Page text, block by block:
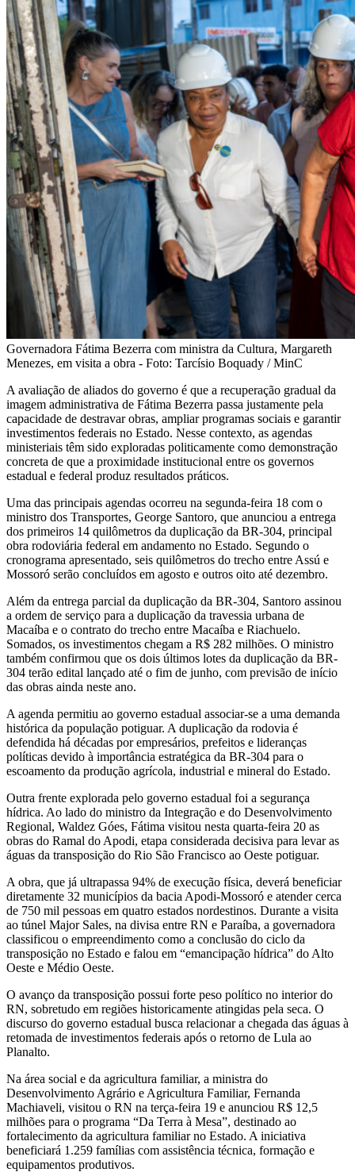
Governadora Fátima Bezerra com ministra da Cultura, Margareth
Menezes, em visita a obra - Foto: Tarcísio Boquady / MinC
A avaliação de aliados do governo é que a recuperação gradual da
imagem administrativa de Fátima Bezerra passa justamente pela
capacidade de destravar obras, ampliar programas sociais e garantir
investimentos federais no Estado. Nesse contexto, as agendas
ministeriais têm sido exploradas politicamente como demonstração
concreta de que a proximidade institucional entre os governos
estadual e federal produz resultados práticos.
Uma das principais agendas ocorreu na segunda-feira 18 com o
ministro dos Transportes, George Santoro, que anunciou a entrega
dos primeiros 14 quilômetros da duplicação da BR-304, principal
obra rodoviária federal em andamento no Estado. Segundo o
cronograma apresentado, seis quilômetros do trecho entre Assú e
Mossoró serão concluídos em agosto e outros oito até dezembro.
Além da entrega parcial da duplicação da BR-304, Santoro assinou
a ordem de serviço para a duplicação da travessia urbana de
Macaíba e o contrato do trecho entre Macaíba e Riachuelo.
Somados, os investimentos chegam a R$ 282 milhões. O ministro
também confirmou que os dois últimos lotes da duplicação da BR-
304 terão edital lançado até o fim de junho, com previsão de início
das obras ainda neste ano.
A agenda permitiu ao governo estadual associar-se a uma demanda
histórica da população potiguar. A duplicação da rodovia é
defendida há décadas por empresários, prefeitos e lideranças
políticas devido à importância estratégica da BR-304 para o
escoamento da produção agrícola, industrial e mineral do Estado.
Outra frente explorada pelo governo estadual foi a segurança
hídrica. Ao lado do ministro da Integração e do Desenvolvimento
Regional, Waldez Góes, Fátima visitou nesta quarta-feira 20 as
obras do Ramal do Apodi, etapa considerada decisiva para levar as
águas da transposição do Rio São Francisco ao Oeste potiguar.
A obra, que já ultrapassa 94% de execução física, deverá beneficiar
diretamente 32 municípios da bacia Apodi-Mossoró e atender cerca
de 750 mil pessoas em quatro estados nordestinos. Durante a visita
ao túnel Major Sales, na divisa entre RN e Paraíba, a governadora
classificou o empreendimento como a conclusão do ciclo da
transposição no Estado e falou em “emancipação hídrica” do Alto
Oeste e Médio Oeste.
O avanço da transposição possui forte peso político no interior do
RN, sobretudo em regiões historicamente atingidas pela seca. O
discurso do governo estadual busca relacionar a chegada das águas à
retomada de investimentos federais após o retorno de Lula ao
Planalto.
Na área social e da agricultura familiar, a ministra do
Desenvolvimento Agrário e Agricultura Familiar, Fernanda
Machiaveli, visitou o RN na terça-feira 19 e anunciou R$ 12,5
milhões para o programa “Da Terra à Mesa”, destinado ao
fortalecimento da agricultura familiar no Estado. A iniciativa
beneficiará 1.259 famílias com assistência técnica, formação e
equipamentos produtivos.